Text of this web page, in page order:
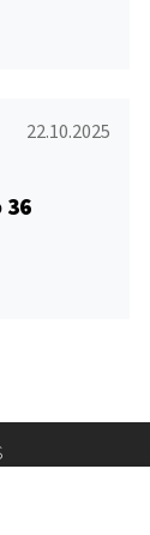
22.10.2025